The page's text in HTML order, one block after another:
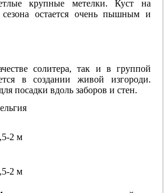
крупные метелки. Куст на
сезона остается очень пышным и
солитера, так и в группой
в создании живой изгороди.
посадки вдоль заборов и стен.
2 м
2 м